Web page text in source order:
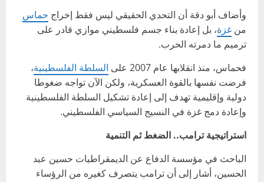
وأضاف أبو دقة أن التحدي الحقيقي ليس فقط إخراج حماس
من غزة، بل إعادة بناء جسم فلسطيني موازي قادر على
ترميم ما دمرته الحرب.
فحماس، منذ انقلابها عام 2007 على
السلطة الفلسطينية،
فرضت نفسها بالقوة العسكرية، ولكن الآن تواجه ضغوطا
دولية وإقليمية تهدف إلى إعادة تشكيل السلطة الفلسطينية
وإعادة دمج غزة في النسيج السياسي الفلسطيني.
استراتيجية ترامب.. الضغط ثم التنمية
الباحث في مؤسسة الدفاع عن الديمقراطيات حسين عبد
الحسين، أشار إلى أن ترامب يتصرف كغيره من الرؤساء